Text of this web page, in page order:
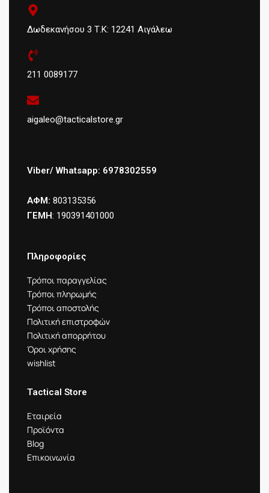
Δωδεκανήσου 3 Τ.Κ: 12241 Αιγάλεω
211 0089177
aigaleo@tacticalstore.gr
Viber/ Whatsapp: 6978302559
ΑΦΜ: 803135356
ΓΕΜΗ: 190391401000
Πληροφορίες
Τρόποι παραγγελίας
Τρόποι πληρωμής
Τρόποι αποστολής
Πολιτική επιστροφών
Πολιτική απορρήτου
Όροι χρήσης
wishlist
Tactical Store
Εταιρεία
Προϊόντα
Blog
Επικοινωνία